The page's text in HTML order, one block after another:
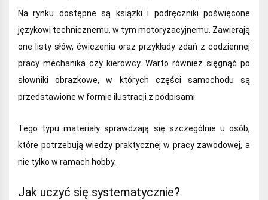
Na rynku dostępne są książki i podręczniki poświęcone
językowi technicznemu, w tym motoryzacyjnemu. Zawierają
one listy słów, ćwiczenia oraz przykłady zdań z codziennej
pracy mechanika czy kierowcy. Warto również sięgnąć po
słowniki obrazkowe, w których części samochodu są
przedstawione w formie ilustracji z podpisami.
Tego typu materiały sprawdzają się szczególnie u osób,
które potrzebują wiedzy praktycznej w pracy zawodowej, a
nie tylko w ramach hobby.
Jak uczyć się systematycznie?